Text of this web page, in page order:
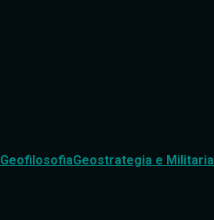
GeofilosofiaGeostrategia e Militaria